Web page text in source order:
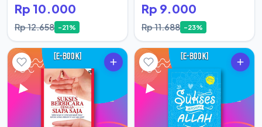
Rp 10.000
Rp 12.658 -21%
Rp 9.000
Rp 11.688 -23%